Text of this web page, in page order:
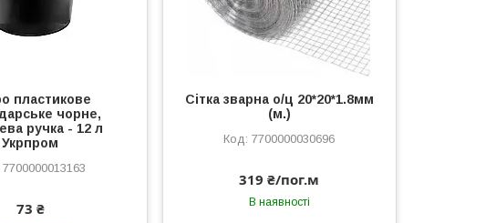
пластикове
чорне,
ручка - 12 л
Укрпром
7700000013163
73 ₴
Сітка зварна о/ц 20*20*1.8мм
(м.)
7700000030696
319 ₴/пог.м
В наявності